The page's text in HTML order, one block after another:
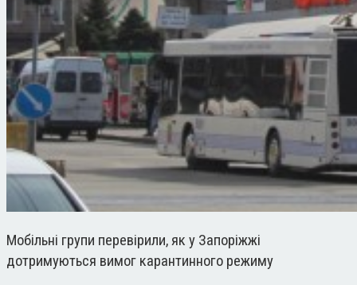
Мобільні групи перевірили, як у Запоріжжі
дотримуються вимог карантинного режиму